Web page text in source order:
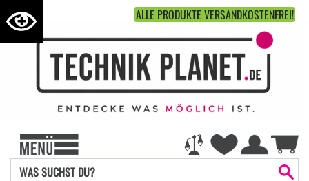
ALLE PRODUKTE VERSANDKOSTENFREI!